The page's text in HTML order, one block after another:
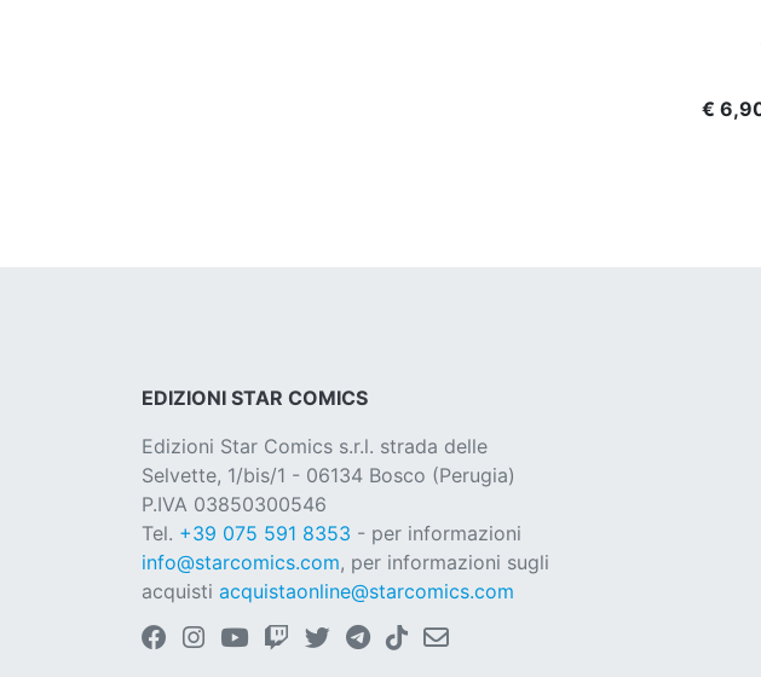
€
EDIZIONI STAR COMICS
Edizioni Star Comics s.r.l. strada delle
Selvette, 1/bis/1 - 06134 Bosco (Perugia)
P.IVA 03850300546
Tel. +39 075 591 8353 - per informazioni
info@starcomics.com, per informazioni sugli
acquisti acquistaonline@starcomics.com